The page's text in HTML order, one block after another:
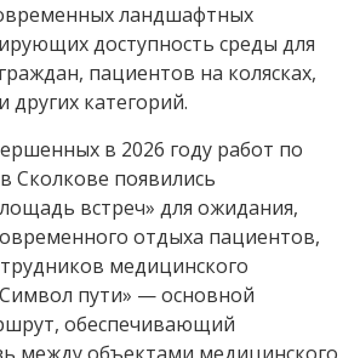
ландшафтных
доступность среды для
пациентов на колясках,
других категорий.
в 2026 году работ по
Сколкове появились
встреч» для ожидания,
отдыха пациентов,
медицинского
пути» — основной
обеспечивающий